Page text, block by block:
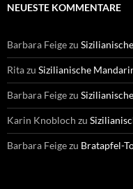
NEUESTE KOMMENTARE
Barbara Feigezu
Ritazu Sizilianische
Barbara Feigezu
Karin Knobloch zu
Barbara Feigezu Bratapfel-